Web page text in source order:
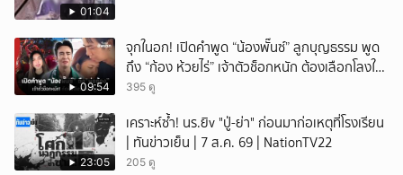
01:04
09:54
จุกในอก! เปิดคำพูด “น้องพั๊นซ์” ลูกบุญธรรม พูด
ถึง “ก้อง ห้วยไร่” เจ้าตัวช็อกหนัก ต้องเลือกโลงให้
ลูก!
395 ดู
23:05
เคราะห์ซ้ำ! นร.ยิv "ปู่-ย่า" ก่อนมาก่อเหตุที่โรงเรียน
| ทันข่าวเย็น | 7 ส.ค. 69 | NationTV22
205 ดู